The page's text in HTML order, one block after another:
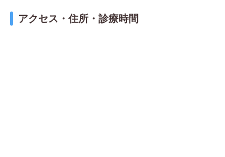
アクセス・住所・診療時間